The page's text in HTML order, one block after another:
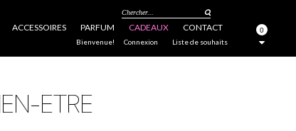
ACCESSOIRES PARFUM CADEAUX CONTACT
Chercher...
0
Liste de souhaits
Bienvenue! Connexion